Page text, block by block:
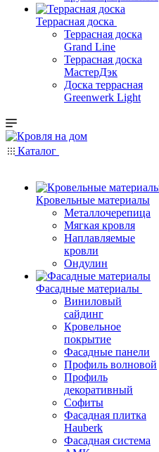
Террасная доска
Террасная доска
Grand Line
Террасная доска
МастерДэк
Доска террасная
Greenwerk Light
Каталог
Кровельные материалы
Металлочерепица
Мягкая кровля
Наплавляемые
кровли
Ондулин
Фасадные материалы
Виниловый
сайдинг
Кровельное
покрытие
Фасадные панели
Профиль волновой
Профиль
декоративный
Софиты
Фасадная плитка
Hauberk
Фасадная система